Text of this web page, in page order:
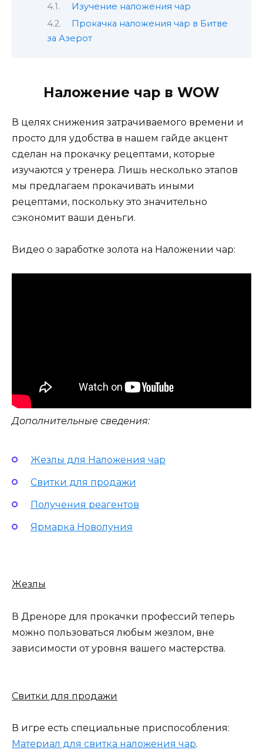
Изучение наложения чар
Прокачка наложения чар в Битве
за Азерот
Наложение чар в WOW
В целях снижения затрачиваемого времени и
просто для удобства в нашем гайде акцент
сделан на прокачку рецептами, которые
изучаются у тренера. Лишь несколько этапов
мы предлагаем прокачивать иными
рецептами, поскольку это значительно
сэкономит ваши деньги.
Видео о заработке золота на Наложении чар:
Дополнительные сведения:
Жезлы для Наложения чар
Свитки для продажи
Получения реагентов
Ярмарка Новолуния
Жезлы
В Дреноре для прокачки профессий теперь
можно пользоваться любым жезлом, вне
зависимости от уровня вашего мастерства.
Свитки для продажи
В игре есть специальные приспособления:
Материал для свитка наложения чар.